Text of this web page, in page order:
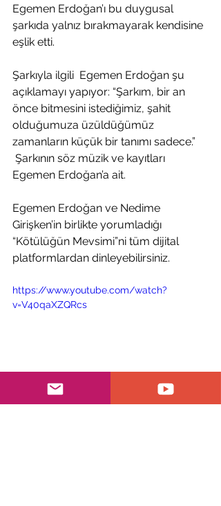
Egemen Erdoğan’ı bu duygusal
şarkıda yalnız bırakmayarak kendisine
eşlik etti.
Şarkıyla ilgili  Egemen Erdoğan şu
açıklamayı yapıyor: “Şarkım, bir an
önce bitmesini istediğimiz, şahit
olduğumuza üzüldüğümüz
zamanların küçük bir tanımı sadece.”
Egemen Erdoğan’a ait.
Egemen Erdoğan ve Nedime
Girişken’in birlikte yorumladığı
“Kötülüğün Mevsimi”ni tüm dijital
platformlardan dinleyebilirsiniz.
https://www.youtube.com/watch?
v=V40qaXZQRcs